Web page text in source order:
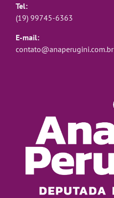
Tel:
(19) 99745-6363
E-mail:
contato@anaperugini.com.br